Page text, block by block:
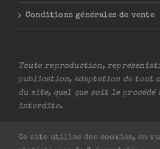
Conditions générales de vente
Toute reproduction,
publication, adaptation de tout
du site, quel que soit le
interdite.
Ce site utilise des cookies, en